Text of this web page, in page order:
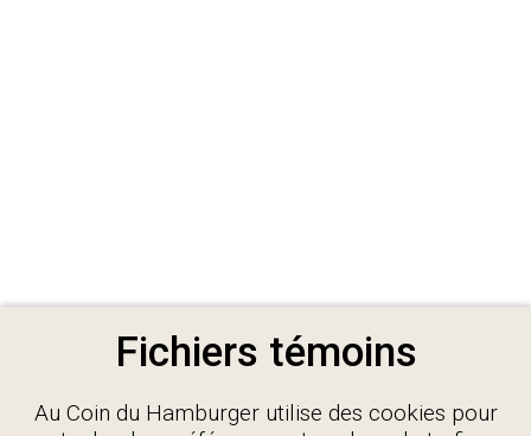
Fichiers témoins
Au Coin du Hamburger utilise des cookies pour